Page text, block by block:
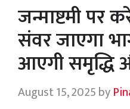
जन्माष्टमी पर
संवर जाएगा
आएगी
August 15, 2025by